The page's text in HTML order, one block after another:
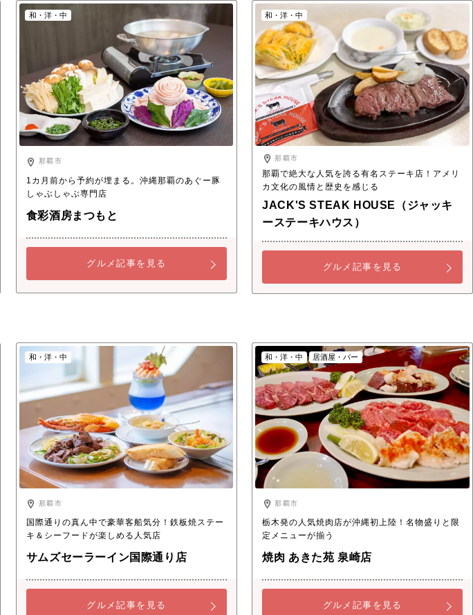
和・洋・中
那覇市
1カ月前から予約が埋まる。沖縄那覇のあぐー豚
しゃぶしゃぶ専門店
食彩酒房まつもと
グルメ記事を見る
和・洋・中
那覇市
那覇で絶大な人気を誇る有名ステーキ店！アメリ
カ文化の風情と歴史を感じる
JACK'S STEAK HOUSE（ジャッキ
ーステーキハウス）
グルメ記事を見る
和・洋・中
那覇市
国際通りの真ん中で豪華客船気分！鉄板焼ステー
キ＆シーフードが楽しめる人気店
サムズセーラーイン国際通り店
グルメ記事を見る
和・洋・中 居酒屋・バー
那覇市
栃木発の人気焼肉店が沖縄初上陸！名物盛りと限
定メニューが揃う
焼肉 あきた苑 泉崎店
グルメ記事を見る